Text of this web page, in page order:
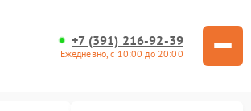
+7 (391) 216-92-39
Ежедневно, с 10:00 до 20:00